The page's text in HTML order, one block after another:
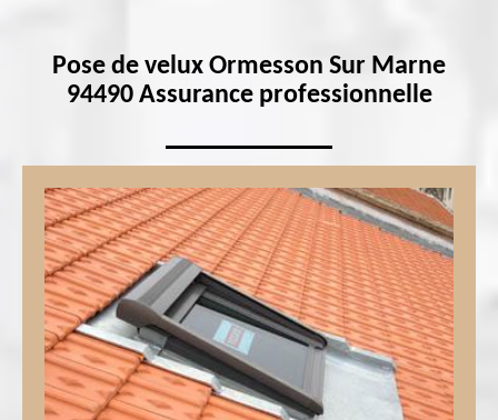
Pose de velux Ormesson Sur Marne
94490 Assurance professionnelle